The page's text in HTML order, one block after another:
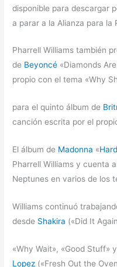
disponible para descargar
a parar a la Alianza para la
Pharrell Williams también
de Beyoncé «Diamonds
propio con el tema «Why
para el quinto álbum de
canción escrita por el
El álbum de Madonna «
Pharrell Williams y cuenta
Neptunes en varios de los
Williams continuó
desde Shakira («Did It
«Why Wait», «Good Stuff»
Lopez («Fresh Out the